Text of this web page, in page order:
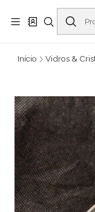
Buscantiguidades -
Castelo -
Início Vidros &